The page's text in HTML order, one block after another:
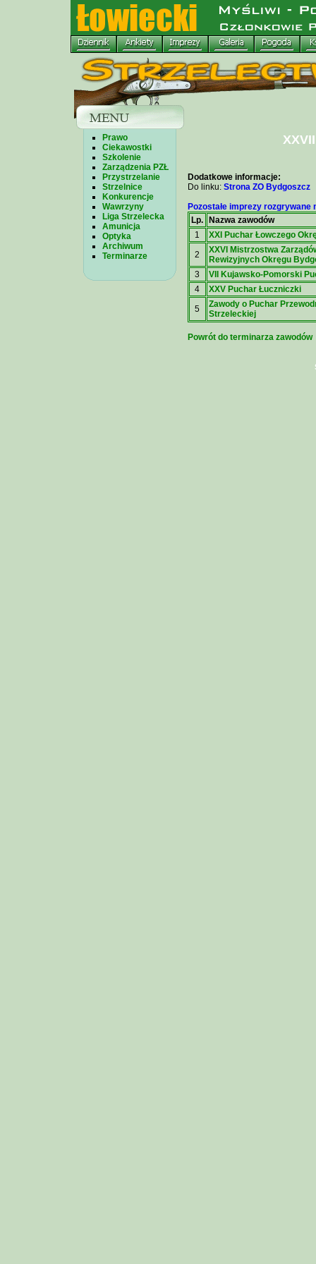
Prawo
Ciekawostki
Szkolenie
Zarządzenia PZŁ
Przystrzelanie
Strzelnice
Konkurencje
Wawrzyny
Liga Strzelecka
Amunicja
Optyka
Archiwum
Terminarze
Dodatkowe informacje:
Do linku: Strona ZO Bydgoszcz
Pozostałe imprezy rozgrywane
Lp.
Nazwa zawodów
1
XXI Puchar Łowczego
2
XXVI Mistrzostwa
Rewizyjnych Okręgu
3
VII Kujawsko-Pomorski
4
XXV Puchar Łuczniczki
5
Zawody o Puchar
Strzeleckiej
Powrót do terminarza zawodów